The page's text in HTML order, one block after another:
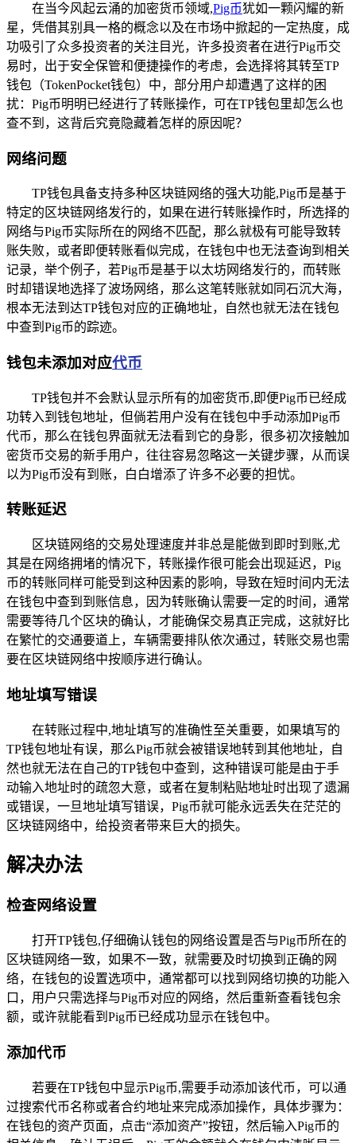
在当今风起云涌的加密货币领域,Pig币犹如一颗闪耀的新
星，凭借其别具一格的概念以及在市场中掀起的一定热度，成
功吸引了众多投资者的关注目光，许多投资者在进行Pig币交
易时，出于安全保管和便捷操作的考虑，会选择将其转至TP
钱包（TokenPocket钱包）中，部分用户却遭遇了这样的困
扰：Pig币明明已经进行了转账操作，可在TP钱包里却怎么也
查不到，这背后究竟隐藏着怎样的原因呢？
网络问题
TP钱包具备支持多种区块链网络的强大功能,Pig币是基于
特定的区块链网络发行的，如果在进行转账操作时，所选择的
网络与Pig币实际所在的网络不匹配，那么就极有可能导致转
账失败，或者即便转账看似完成，在钱包中也无法查询到相关
记录，举个例子，若Pig币是基于以太坊网络发行的，而转账
时却错误地选择了波场网络，那么这笔转账就如同石沉大海，
根本无法到达TP钱包对应的正确地址，自然也就无法在钱包
中查到Pig币的踪迹。
钱包未添加对应代币
TP钱包并不会默认显示所有的加密货币,即便Pig币已经成
功转入到钱包地址，但倘若用户没有在钱包中手动添加Pig币
代币，那么在钱包界面就无法看到它的身影，很多初次接触加
密货币交易的新手用户，往往容易忽略这一关键步骤，从而误
以为Pig币没有到账，白白增添了许多不必要的担忧。
转账延迟
区块链网络的交易处理速度并非总是能做到即时到账,尤
其是在网络拥堵的情况下，转账操作很可能会出现延迟，Pig
币的转账同样可能受到这种因素的影响，导致在短时间内无法
在钱包中查到到账信息，因为转账确认需要一定的时间，通常
需要等待几个区块的确认，才能确保交易真正完成，这就好比
在繁忙的交通要道上，车辆需要排队依次通过，转账交易也需
要在区块链网络中按顺序进行确认。
地址填写错误
在转账过程中,地址填写的准确性至关重要，如果填写的
TP钱包地址有误，那么Pig币就会被错误地转到其他地址，自
然也就无法在自己的TP钱包中查到，这种错误可能是由于手
动输入地址时的疏忽大意，或者在复制粘贴地址时出现了遗漏
或错误，一旦地址填写错误，Pig币就可能永远丢失在茫茫的
区块链网络中，给投资者带来巨大的损失。
解决办法
检查网络设置
打开TP钱包,仔细确认钱包的网络设置是否与Pig币所在的
区块链网络一致，如果不一致，就需要及时切换到正确的网
络，在钱包的设置选项中，通常都可以找到网络切换的功能入
口，用户只需选择与Pig币对应的网络，然后重新查看钱包余
额，或许就能看到Pig币已经成功显示在钱包中。
添加代币
若要在TP钱包中显示Pig币,需要手动添加该代币，可以通
过搜索代币名称或者合约地址来完成添加操作，具体步骤为：
在钱包的资产页面，点击“添加资产”按钮，然后输入Pig币的